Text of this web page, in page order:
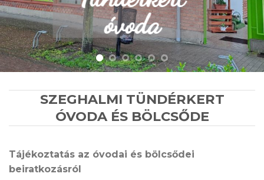
Mesevarázs óvoda
SZEGHALMI TÜNDÉRKERT
ÓVODA ÉS BÖLCSŐDE
Tájékoztatás az óvodai és bölcsődei
beiratkozásról